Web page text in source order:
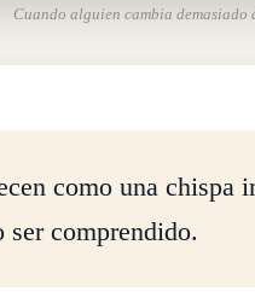
Cuando alguien cambia demasiado
como una
ser comprendido.